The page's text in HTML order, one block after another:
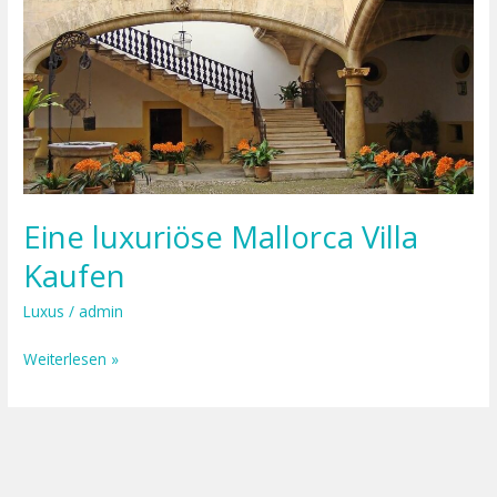
Eine luxuriöse Mallorca Villa
Kaufen
Luxus /admin
Mallorca
Villa
Kaufen
Weiterlesen »